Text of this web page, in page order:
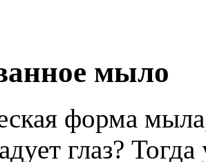
мыло
форма
глаз?